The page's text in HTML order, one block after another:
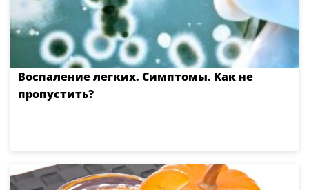
Воспаление легких. Симптомы. Как не
пропустить?